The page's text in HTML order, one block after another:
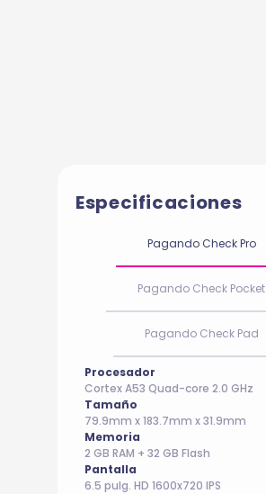
Especificaciones
Pagando Check Pro
Pagando Check Pocket
Pagando Check Pad
Procesador
Cortex A53 Quad-core 2.0 GHz
Tamaño
79.9mm x 183.7mm x 31.9mm
Memoria
2 GB RAM + 32 GB Flash
Pantalla
6.5 pulg. HD 1600x720 IPS